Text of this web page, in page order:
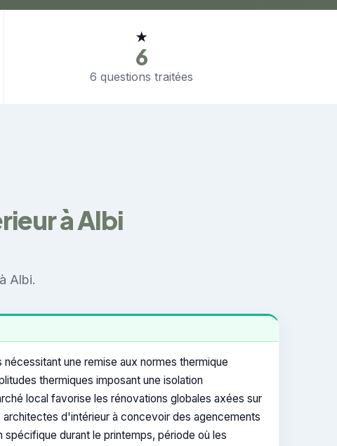
★
6
6 questions traitées
à Albi
Albi.
une remise aux normes thermique
thermiques imposant une isolation
local favorise les rénovations globales axées sur
d'intérieur à concevoir des agencements
durant le printemps, période où les